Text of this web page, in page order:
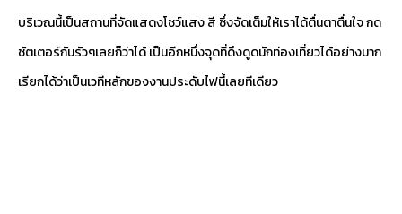
บริเวณนี้เป็นสถานที่จัดแสดงโชว์แสง สี ซึ่งจัดเต็มให้เราได้ตื่นตาตื่นใจ กด
ชัตเตอร์กันรัวๆเลยก็ว่าได้ เป็นอีกหนึ่งจุดที่ดึงดูดนักท่องเที่ยวได้อย่างมาก
เรียกได้ว่าเป็นเวทีหลักของงานประดับไฟนี้เลยทีเดียว